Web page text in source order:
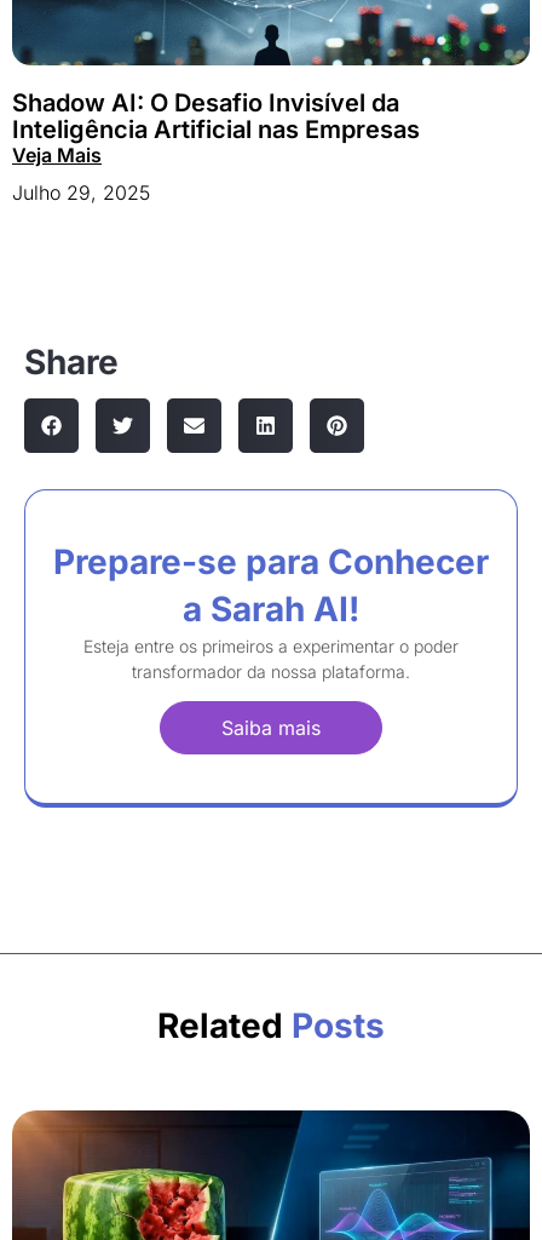
Shadow AI: O Desafio Invisível da
Inteligência Artificial nas Empresas
Veja Mais
Julho 29, 2025
Share
Prepare-se para Conhecer
a Sarah AI!
Esteja entre os primeiros a experimentar o poder
transformador da nossa plataforma.
Saiba mais
Related Posts